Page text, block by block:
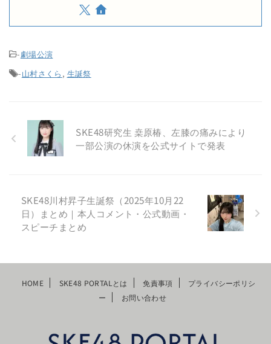
-劇場公演
-山村さくら , 生誕祭
SKE48研究生 桒原椿、左膝の痛みにより
一部公演の休演を公式サイトで発表
SKE48川村昇子生誕祭（2025年10月22
日）まとめ｜本人コメント・公式動画・
スピーチまとめ
HOME SKE48 PORTALとは 免責事項
プライバシーポリシ
ー
お問い合わせ